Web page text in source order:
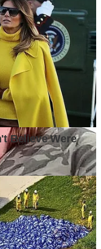
Jumlah
yang Tinggi?